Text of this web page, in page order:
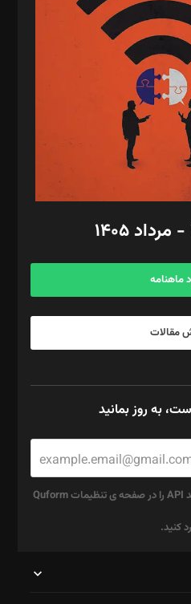
یسنا امان‌پور، سروش کرمیان،
زهرا فکرانه، فائزه فتحی
مانی لطفی زاده
ثابت
ماهنامه
مقالات
به روز بمانید
برای استفاده از ریکپچا بایستی کلید API را در صفحه ی تنظیمات Quform
کنید.